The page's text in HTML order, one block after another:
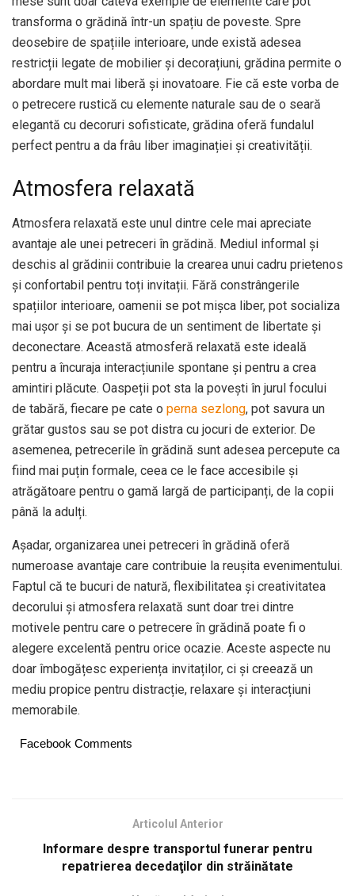
transforma o grădină într-un spațiu de poveste. Spre
deosebire de spațiile interioare, unde există adesea
restricții legate de mobilier și decorațiuni, grădina permite o
abordare mult mai liberă și inovatoare. Fie că este vorba de
o petrecere rustică cu elemente naturale sau de o seară
elegantă cu decoruri sofisticate, grădina oferă fundalul
perfect pentru a da frâu liber imaginației și creativității.
Atmosfera relaxată
Atmosfera relaxată este unul dintre cele mai apreciate
avantaje ale unei petreceri în grădină. Mediul informal și
deschis al grădinii contribuie la crearea unui cadru prietenos
și confortabil pentru toți invitații. Fără constrângerile
spațiilor interioare, oamenii se pot mișca liber, pot socializa
mai ușor și se pot bucura de un sentiment de libertate și
deconectare. Această atmosferă relaxată este ideală
pentru a încuraja interacțiunile spontane și pentru a crea
amintiri plăcute. Oaspeții pot sta la povești în jurul focului
de tabără, fiecare pe cate o perna sezlong, pot savura un
grătar gustos sau se pot distra cu jocuri de exterior. De
asemenea, petrecerile în grădină sunt adesea percepute ca
fiind mai puțin formale, ceea ce le face accesibile și
atrăgătoare pentru o gamă largă de participanți, de la copii
până la adulți.
Așadar, organizarea unei petreceri în grădină oferă
numeroase avantaje care contribuie la reușita evenimentului.
Faptul că te bucuri de natură, flexibilitatea și creativitatea
decorului și atmosfera relaxată sunt doar trei dintre
motivele pentru care o petrecere în grădină poate fi o
alegere excelentă pentru orice ocazie. Aceste aspecte nu
doar îmbogățesc experiența invitaților, ci și creează un
mediu propice pentru distracție, relaxare și interacțiuni
memorabile.
Facebook Comments
Articolul Anterior
Informare despre transportul funerar pentru
repatrierea decedaţilor din străinătate